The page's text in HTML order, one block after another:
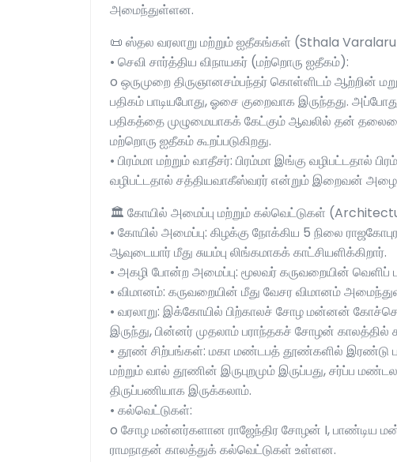
அமைந்துள்ளன.
📜 ஸ்தல வரலாறு மற்றும் ஐதீகங்கள் (Sthala
• செவி சார்த்திய விநாயகர் (மற்றொரு ஐதீகம்):
o ஒருமுறை திருஞானசம்பந்தர் கொள்ளிடம் ஆற்றின்
பதிகம் பாடியபோது, ஓசை குறைவாக இருந்தது.
பதிகத்தை முழுமையாகக் கேட்கும் ஆவலில் தன்
மற்றொரு ஐதீகம் கூறப்படுகிறது.
• பிரம்மா மற்றும் வாதீசர்: பிரம்மா இங்கு வழிபட்டதால்
வழிபட்டதால் சத்தியவாகீஸ்வரர் என்றும் இறைவன்
🏛️ கோயில் அமைப்பு மற்றும் கல்வெட்டுகள்
• கோயில் அமைப்பு: கிழக்கு நோக்கிய 5 நிலை
ஆவுடையார் மீது சுயம்பு லிங்கமாகக் காட்சியளிக்கிறார்.
• அகழி போன்ற அமைப்பு: மூலவர் கருவறையின்
• விமானம்: கருவறையின் மீது வேசர விமானம்
• வரலாறு: இக்கோயில் பிற்காலச் சோழ மன்னன்
இருந்து, பின்னர் முதலாம் பராந்தகச் சோழன் காலத்தில்
• தூண் சிற்பங்கள்: மகா மண்டபத் தூண்களில் இரண்டு
மற்றும் வால் தூணின் இருபுறமும் இருப்பது, சர்ப்ப
திருப்பணியாக இருக்கலாம்.
• கல்வெட்டுகள்:
o சோழ மன்னர்களான ராஜேந்திர சோழன் I,
ராமநாதன் காலத்துக் கல்வெட்டுகள் உள்ளன.